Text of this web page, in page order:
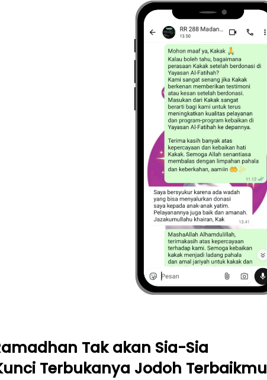
Tak akan Sia-Sia
Terbukanya Jodoh Terbaikmu